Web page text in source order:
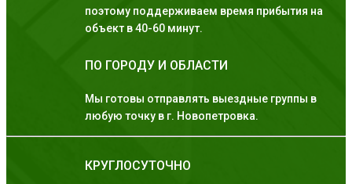
поэтому поддерживаем время прибытия на
объект в 40-60 минут.
ПО ГОРОДУ И ОБЛАСТИ
Мы готовы отправлять выездные группы в
любую точку в г. Новопетровка.
КРУГЛОСУТОЧНО